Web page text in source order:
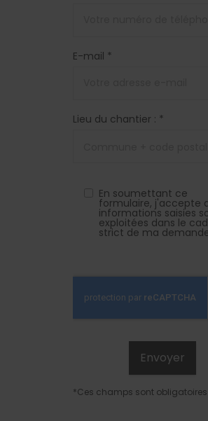
E-mail *
Lieu du chantier : *
En soumettant ce
formulaire, j'accepte
informations saisies
exploitées dans le
strict de ma
*Ces champs sont obligatoires